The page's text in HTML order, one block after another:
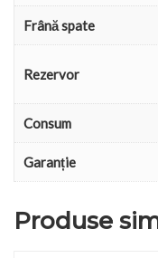
Frână spate
Rezervor
Consum
Garanție
Produse